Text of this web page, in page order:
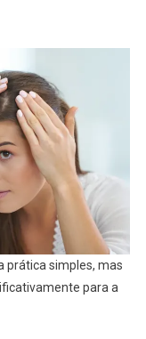
prática simples, mas
para a